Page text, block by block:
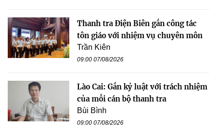
Thanh tra Điện Biên gắn công tác
tôn giáo với nhiệm vụ chuyên môn
Trần Kiên
09:00 07/08/2026
Lào Cai: Gắn kỷ luật với trách nhiệm
của mỗi cán bộ thanh tra
Bùi Bình
09:00 07/08/2026